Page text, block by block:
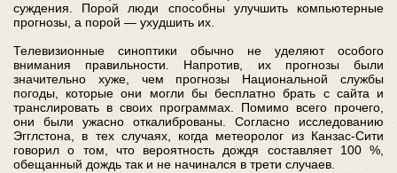
суждения. Порой люди способны улучшить компьютерные
прогнозы, а порой — ухудшить их.
Телевизионные синоптики обычно не уделяют особого
внимания правильности. Напротив, их прогнозы были
значительно хуже, чем прогнозы Национальной службы
погоды, которые они могли бы бесплатно брать с сайта и
транслировать в своих программах. Помимо всего прочего,
они были ужасно откалиброваны. Согласно исследованию
Эгглстона, в тех случаях, когда метеоролог из Канзас-Сити
говорил о том, что вероятность дождя составляет 100 %,
обещанный дождь так и не начинался в трети случаев.